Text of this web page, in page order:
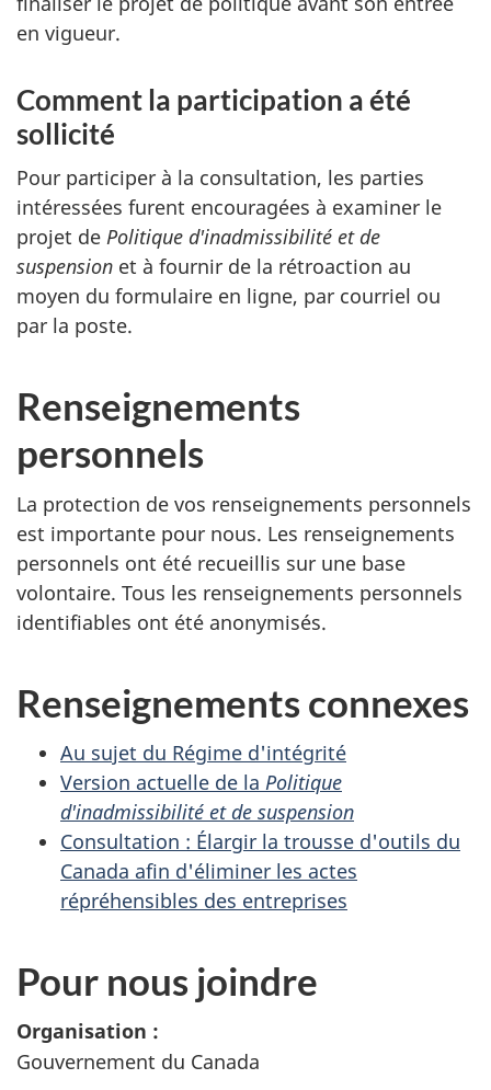
en vigueur.
Comment la participation a été
sollicité
Pour participer à la consultation, les parties
intéressées furent encouragées à examiner le
projet de Politique d'inadmissibilité et de
suspension et à fournir de la rétroaction au
moyen du formulaire en ligne, par courriel ou
par la poste.
Renseignements
personnels
La protection de vos renseignements personnels
est importante pour nous. Les renseignements
personnels ont été recueillis sur une base
volontaire. Tous les renseignements personnels
identifiables ont été anonymisés.
Renseignements connexes
Au sujet du Régime d'intégrité
Version actuelle de la Politique
d'inadmissibilité et de suspension
Consultation : Élargir la trousse d'outils du
Canada afin d'éliminer les actes
répréhensibles des entreprises
Pour nous joindre
Organisation :
Gouvernement du Canada